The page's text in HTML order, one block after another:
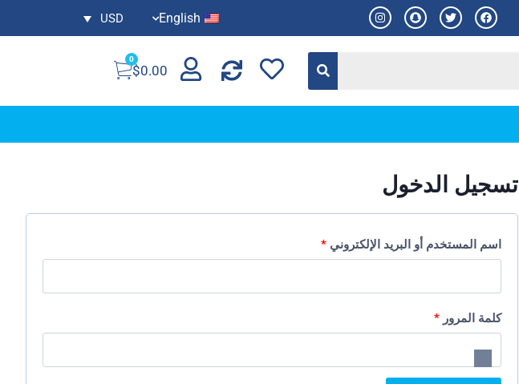
USD English
$0.00
0
تسجيل الدخول
اسم المستخدم أو البريد الإلكتروني *
كلمة المرور *